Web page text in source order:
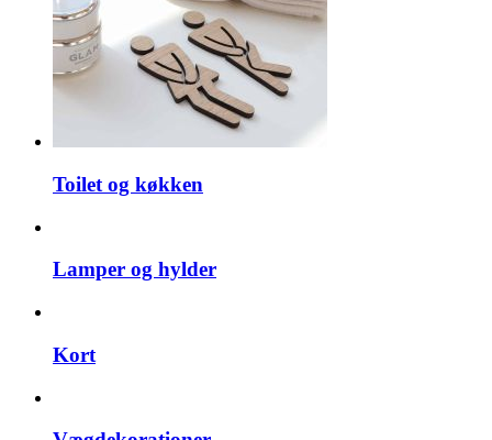
Toilet og køkken
Lamper og hylder
Kort